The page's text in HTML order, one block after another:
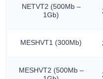
NETVT2 (500Mb –
1Gb)
MESHVT1 (300Mb)
MESHVT2 (500Mb –